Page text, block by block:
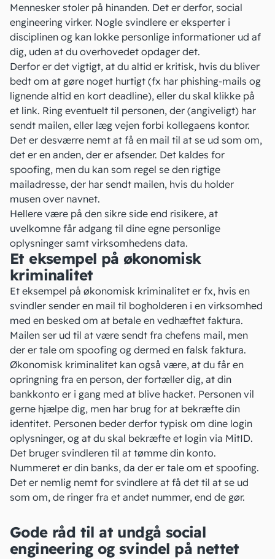
Mennesker stoler på hinanden. Det er derfor, social
engineering virker. Nogle svindlere er eksperter i
disciplinen og kan lokke personlige informationer ud af
dig, uden at du overhovedet opdager det.
Derfor er det vigtigt, at du altid er kritisk, hvis du bliver
bedt om at gøre noget hurtigt (fx har phishing-mails og
lignende altid en kort deadline), eller du skal klikke på
et link. Ring eventuelt til personen, der (angiveligt) har
sendt mailen, eller læg vejen forbi kollegaens kontor.
Det er desværre nemt at få en mail til at se ud som om,
det er en anden, der er afsender. Det kaldes for
spoofing, men du kan som regel se den rigtige
mailadresse, der har sendt mailen, hvis du holder
musen over navnet.
Hellere være på den sikre side end risikere, at
uvelkomne får adgang til dine egne personlige
oplysninger samt virksomhedens data.
Et eksempel på økonomisk
kriminalitet
Et eksempel på økonomisk kriminalitet er fx, hvis en
svindler sender en mail til bogholderen i en virksomhed
med en besked om at betale en vedhæftet faktura.
Mailen ser ud til at være sendt fra chefens mail, men
der er tale om spoofing og dermed en falsk faktura.
Økonomisk kriminalitet kan også være, at du får en
opringning fra en person, der fortæller dig, at din
bankkonto er i gang med at blive hacket. Personen vil
gerne hjælpe dig, men har brug for at bekræfte din
identitet. Personen beder derfor typisk om dine login
oplysninger, og at du skal bekræfte et login via MitID.
Det bruger svindleren til at tømme din konto.
Nummeret er din banks, da der er tale om et spoofing.
Det er nemlig nemt for svindlere at få det til at se ud
som om, de ringer fra et andet nummer, end de gør.
Gode råd til at undgå social
engineering og svindel på nettet